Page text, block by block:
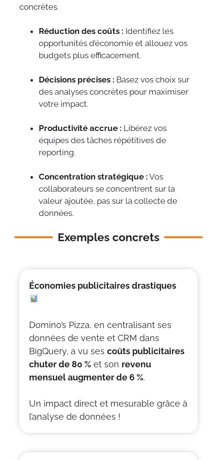
concrètes.
Réduction des coûts : Identifiez les
opportunités d’économie et allouez vos
budgets plus efficacement.
Décisions précises : Basez vos choix sur
des analyses concrètes pour maximiser
votre impact.
Productivité accrue : Libérez vos
équipes des tâches répétitives de
reporting.
Concentration stratégique : Vos
collaborateurs se concentrent sur la
valeur ajoutée, pas sur la collecte de
données.
Exemples concrets
Économies publicitaires drastiques
Domino’s Pizza, en centralisant ses
données de vente et CRM dans
BigQuery, a vu ses coûts publicitaires
chuter de 80 % et son revenu
mensuel augmenter de 6 %.
Un impact direct et mesurable grâce à
l’analyse de données !